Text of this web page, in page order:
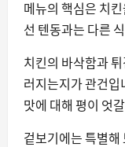
메뉴의 핵심은 치
선 텐동과는 다른
치킨의 바삭함과
러지는지가 관건입
맛에 대해 평이 엇
겉보기에는 특별해